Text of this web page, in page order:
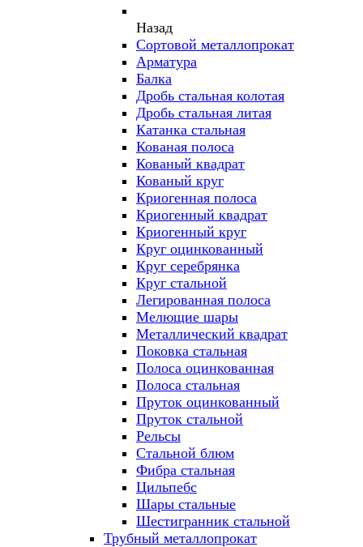
Назад
Сортовой металлопрокат
Арматура
Балка
Дробь стальная колотая
Дробь стальная литая
Катанка стальная
Кованая полоса
Кованый квадрат
Кованый круг
Криогенная полоса
Криогенный квадрат
Криогенный круг
Круг оцинкованный
Круг серебрянка
Круг стальной
Легированная полоса
Мелющие шары
Металлический квадрат
Поковка стальная
Полоса оцинкованная
Полоса стальная
Пруток оцинкованный
Пруток стальной
Рельсы
Стальной блюм
Фибра стальная
Цильпебс
Шары стальные
Шестигранник стальной
Трубный металлопрокат